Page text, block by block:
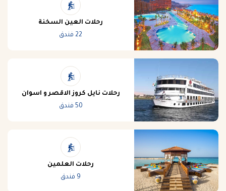
رحلات العين السخنة
22 فندق
رحلات نايل كروز الاقصر و اسوان
50 فندق
رحلات العلمين
9 فندق